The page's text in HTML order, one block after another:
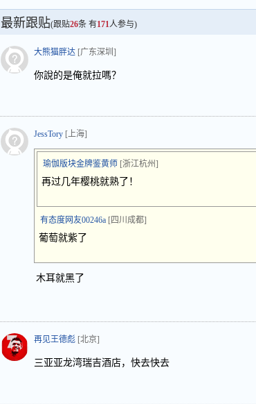
最新跟贴(跟贴26条 有171人参与)
大熊猫胖达 [广东深圳]
你說的是俺就拉嗎？
JessTory [上海]
瑜伽版块金牌鉴黄师 [浙江杭州]
再过几年樱桃就熟了！
有态度网友00246a [四川成都]
葡萄就紫了
木耳就黑了
再见王德彪 [北京]
三亚亚龙湾瑞吉酒店，快去快去